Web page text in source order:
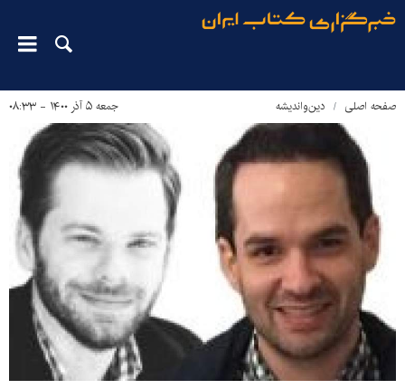
صفحه اصلی دین‌واندیشه جمعه ۵ آذر ۱۴۰۰ - ۰۸:۳۳